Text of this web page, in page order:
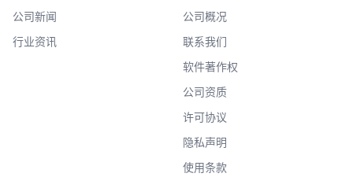
公司新闻
行业资讯
公司概况
联系我们
软件著作权
公司资质
许可协议
隐私声明
使用条款